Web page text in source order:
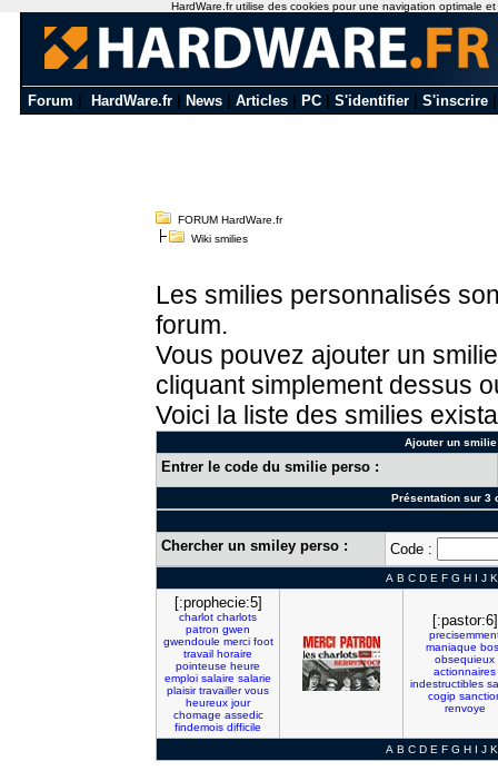
Forum HardWare.fr News Articles PC S'identifier S'inscrire
FORUM HardWare.fr
Wiki smilies
Les smilies personnalisés
forum.
Vous pouvez ajouter un
cliquant simplement dessus
Voici la liste des smilies
Ajouter un
Entrer le code du smilie perso :
Présentation sur 3
Chercher un smiley perso : Code :
A B C D E F G H I J K
[:prophecie:5]
charlot charlots
patron gwen
gwendoule merci foot
travail horaire
pointeuse heure
emploi salaire salarie
plaisir travailler vous
heureux jour
chomage assedic
findemois difficile
[:pastor:6]
maniaque
obsequieux
actionnaires
indestructibles
cogip
renvoye
A B C D E F G H I J K
HardWare.fr utilise des cookies pour une navigation optimale